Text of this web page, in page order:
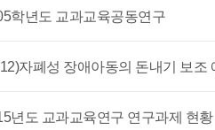
학년도 교과교육공동연구
자폐성 장애아동의 돈내기 보
년도 교과교육연구 연구과제 현황